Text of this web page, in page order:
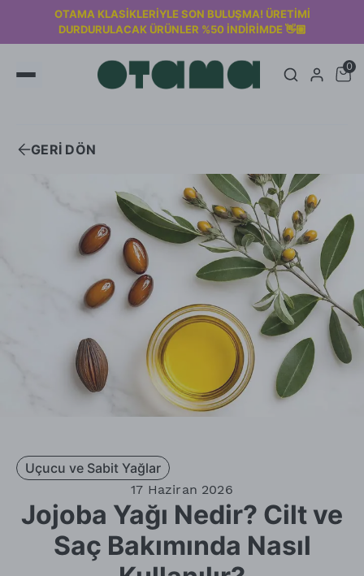
2000₺ üzeri siparişlerde KARGO ÜCRETSİZ! 🚚
0
GERİ DÖN
Uçucu ve Sabit Yağlar
17 Haziran 2026
Jojoba Yağı Nedir? Cilt ve
Saç Bakımında Nasıl